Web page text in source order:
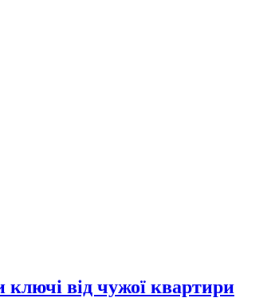
від чужої квартири